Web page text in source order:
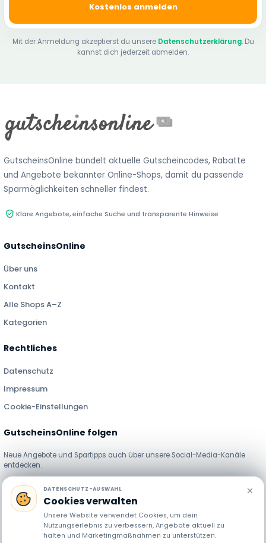
Kostenlos anmelden
Mit der Anmeldung akzeptierst du unsere Datenschutzerklärung. Du
kannst dich jederzeit abmelden.
GutscheinsOnline bündelt aktuelle Gutscheincodes, Rabatte
und Angebote bekannter Online-Shops, damit du passende
Sparmöglichkeiten schneller findest.
Klare Angebote, einfache Suche und transparente Hinweise
GutscheinsOnline
Über uns
Kontakt
Alle Shops A–Z
Kategorien
Rechtliches
Datenschutz
Impressum
Cookie-Einstellungen
GutscheinsOnline folgen
Neue Angebote und Spartipps auch über unsere Social-Media-Kanäle
entdecken.
DATENSCHUTZ-AUSWAHL
Cookies verwalten
Unsere Website verwendet Cookies, um dein
Nutzungserlebnis zu verbessern, Angebote aktuell zu
halten und Marketingmaßnahmen zu unterstützen.